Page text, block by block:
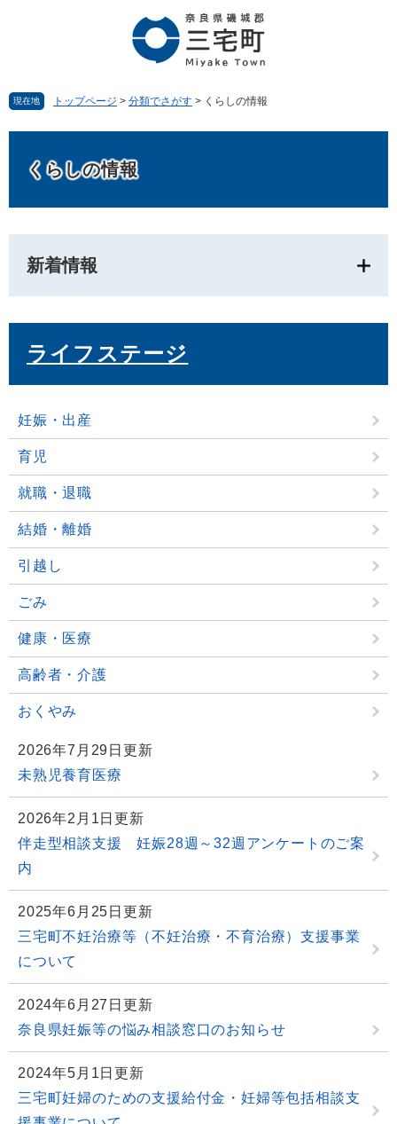
現在地 トップページ > 分類でさがす > くらしの情報
くらしの情報
新着情報
ライフステージ
妊娠・出産
育児
就職・退職
結婚・離婚
引越し
ごみ
健康・医療
高齢者・介護
おくやみ
2026年7月29日更新
未熟児養育医療
2026年2月1日更新
伴走型相談支援 妊娠28週～32週アンケートのご案
内
2025年6月25日更新
三宅町不妊治療等（不妊治療・不育治療）支援事業
について
2024年6月27日更新
奈良県妊娠等の悩み相談窓口のお知らせ
2024年5月1日更新
三宅町妊婦のための支援給付金・妊婦等包括相談支